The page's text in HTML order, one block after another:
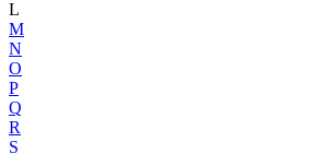
L
M
N
O
P
Q
R
S